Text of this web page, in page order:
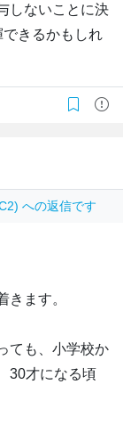
しないことに決
きるかもしれ
への返信です
きます。
ても、小学校か
30才になる頃